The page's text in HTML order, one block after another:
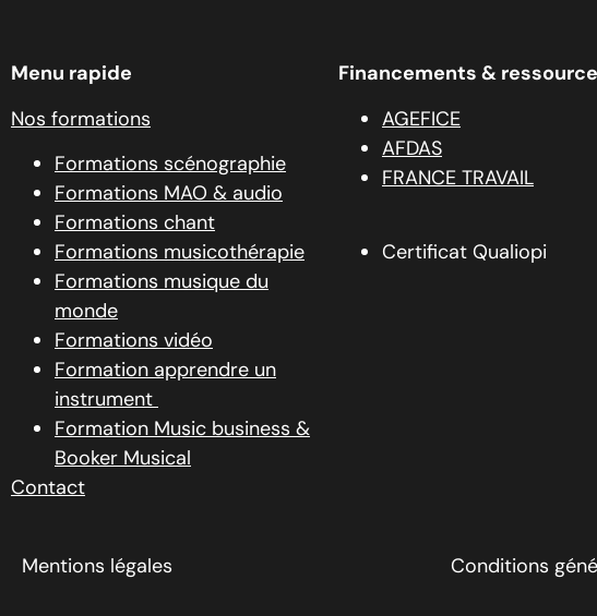
Menu rapide
Nos formations
Formations scénographie
Formations MAO & audio
Formations chant
Formations musicothérapie
Formations musique du
monde
Formations vidéo
Formation apprendre un
instrument
Formation Music business &
Booker Musical
Contact
Financements &
AGEFICE
AFDAS
FRANCE TRAVAIL
Certificat Qualiopi
Mentions légales Conditions